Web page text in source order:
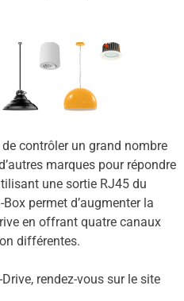
de contrôler un grand nombre
marques pour répondre
une sortie RJ45 du
permet d’augmenter la
en offrant quatre canaux
différentes.
rendez-vous sur le site